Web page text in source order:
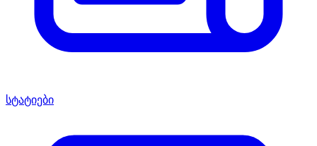
სტატიები